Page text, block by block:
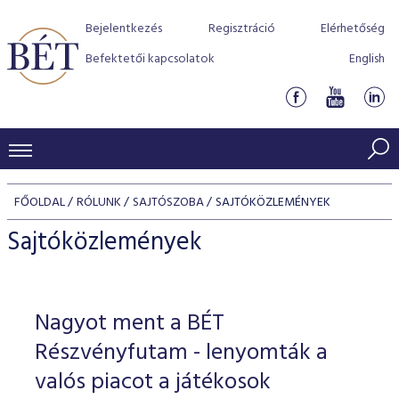
Bejelentkezés Regisztráció
Elérhetőség
Befektetői kapcsolatok
English
KERESKEDÉSI ADATOK
INDEXEK
Jelzáloglevél indexek
Vállalati kötvény indexek
Azonnali Piac
Részvények
Származékos piac
BEFEKTETŐK
Részvény szekció
Hitelpapír szekció
BÉT szabályzatok
Befektetővédelem
Alkalmazott díjstruktúra
Elszámolás
Részvény és vállalati kötvény tőzsdei bevezetését
program
BÉT Xtend - Részvénypiac egyszerűen
TŐZSDETAGOK
Tőzsdetagok, üzletkötők
VENDOROK
FŐOLDAL RÓLUNK SAJTÓSZOBA SAJTÓKÖZLEMÉNYEK
Sajtóközlemények
Nagyot ment a BÉT
Részvényfutam - lenyomták a
valós piacot a játékosok